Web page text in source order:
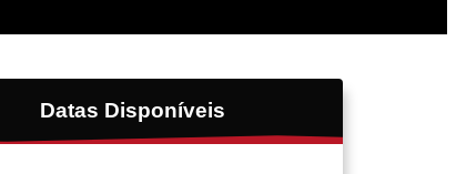
Datas Disponíveis